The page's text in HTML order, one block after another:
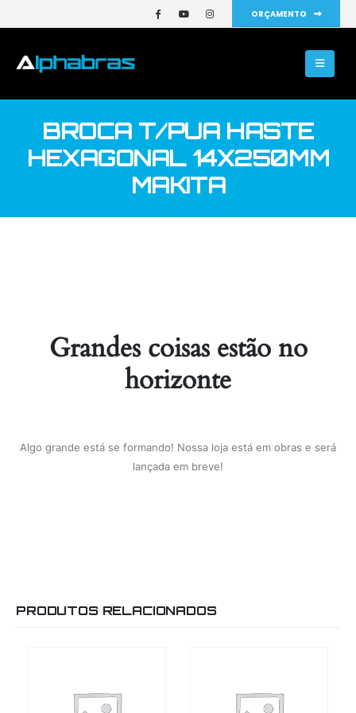
ORÇAMENTO
BROCA T/PUA HASTE
HEXAGONAL 14X250MM
MAKITA
Grandes coisas estão no
horizonte
Algo grande está se formando! Nossa loja está em obras e será
lançada em breve!
PRODUTOS RELACIONADOS